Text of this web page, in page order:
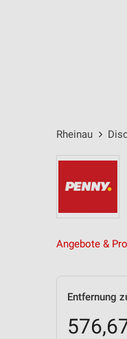
Rheinau
Angebote &
Entfernung